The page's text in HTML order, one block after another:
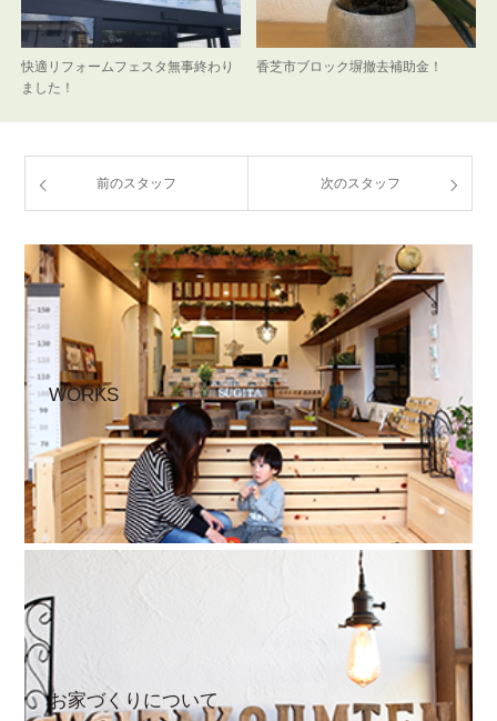
快適リフォームフェスタ無事終わり
ました！
香芝市ブロック塀撤去補助金！
前のスタッフ 次のスタッフ
WORKS
お家づくりについて